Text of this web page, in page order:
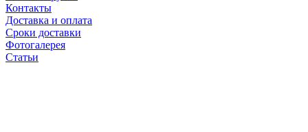
Контакты
Доставка и оплата
Сроки доставки
Фотогалерея
Статьи